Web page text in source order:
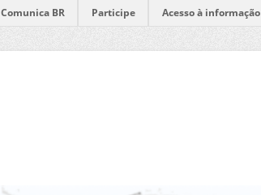
Comunica BR Participe Acesso à informação